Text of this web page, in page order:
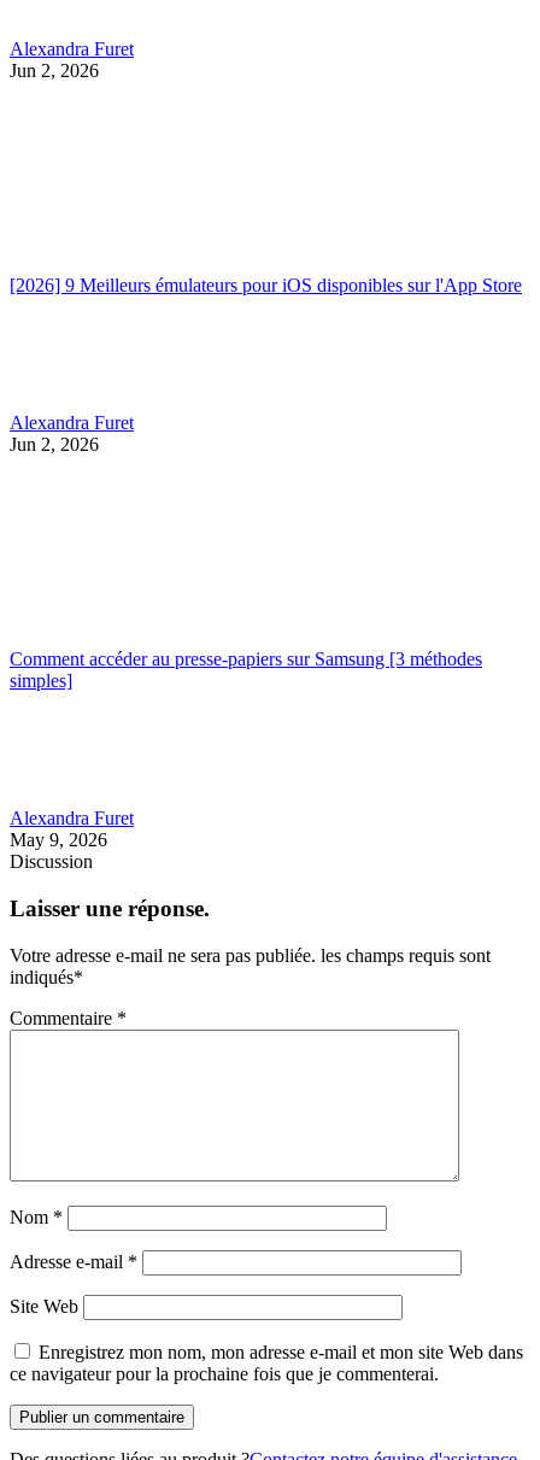
Alexandra Furet
Jun 2, 2026
[2026] 9 Meilleurs émulateurs pour iOS disponibles sur l'App Store
Alexandra Furet
Jun 2, 2026
Comment accéder au presse-papiers sur Samsung [3 méthodes
simples]
Alexandra Furet
May 9, 2026
Discussion
Laisser une réponse.
Votre adresse e-mail ne sera pas publiée. les champs requis sont
indiqués*
Commentaire *
Nom *
Adresse e-mail *
Site Web
Enregistrez mon nom, mon adresse e-mail et mon site Web dans
ce navigateur pour la prochaine fois que je commenterai.